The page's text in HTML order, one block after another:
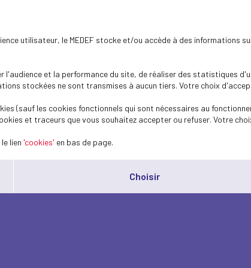
utilisateur, le MEDEF stocke et/ou accède à des
l'audience et la performance du site, de réaliser des statistiques
stockées ne sont transmises à aucun tiers. Votre choix
(sauf les cookies fonctionnels qui sont nécessaires au
et traceurs que vous souhaitez accepter ou refuser. Votre
lien 'cookies' en bas de page.
Choisir